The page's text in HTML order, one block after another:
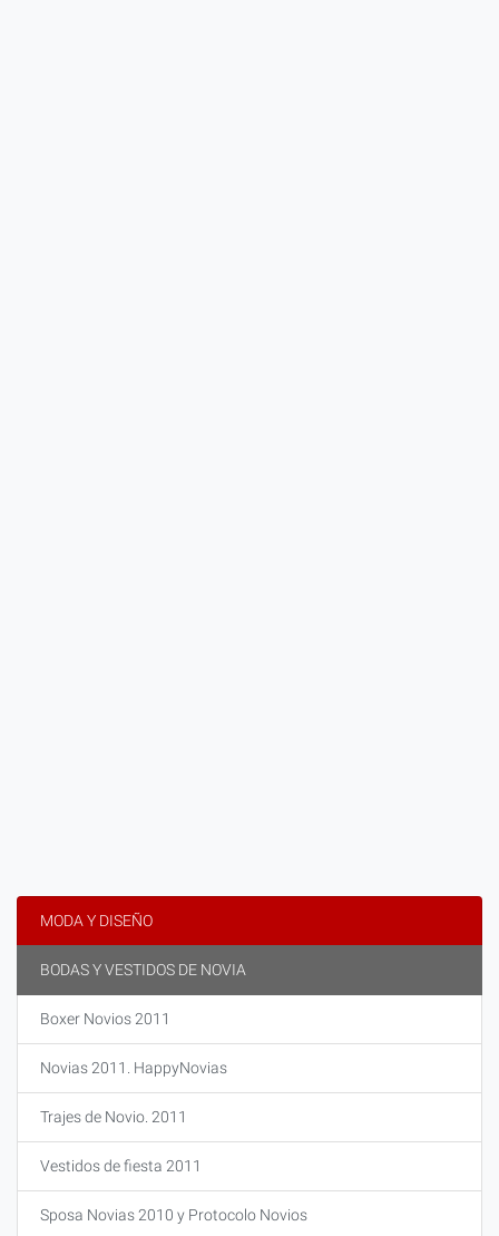
MODA Y DISEÑO
BODAS Y VESTIDOS DE NOVIA
Boxer Novios 2011
Novias 2011. HappyNovias
Trajes de Novio. 2011
Vestidos de fiesta 2011
Sposa Novias 2010 y Protocolo Novios